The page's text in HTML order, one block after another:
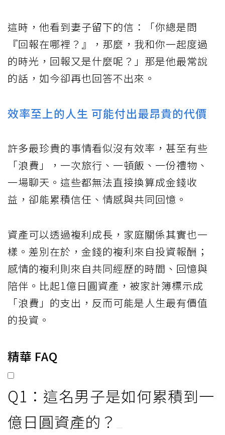
這時，他看到妻子留下的信：「你總是問
『回報在哪裡？』，那麼，我和你一起度過
的時光，回報又是什麼呢？」那是他最常說
的話，如今卻再也回答不出來。
效率至上的人生 可能付出最昂貴的代價
許多最珍貴的事情看似沒有效率，甚至有些
「浪費」，一次旅行、一頓飯、一份禮物、
一場聊天。這些都無法直接換算成金錢收
益，卻能累積信任、情感與共同回憶。
資產可以透過複利成長，家庭關係其實也一
樣。差別在於，金錢的複利來自投資報酬；
感情的複利則來自共同經歷的時間、回憶與
陪伴。比起1億日圓資產，被家計簿標示成
「浪費」的支出，反而可能是人生最有價值
的投資。
精華 FAQ
Q1：這名男子是如何累積到一
億日圓資產的？